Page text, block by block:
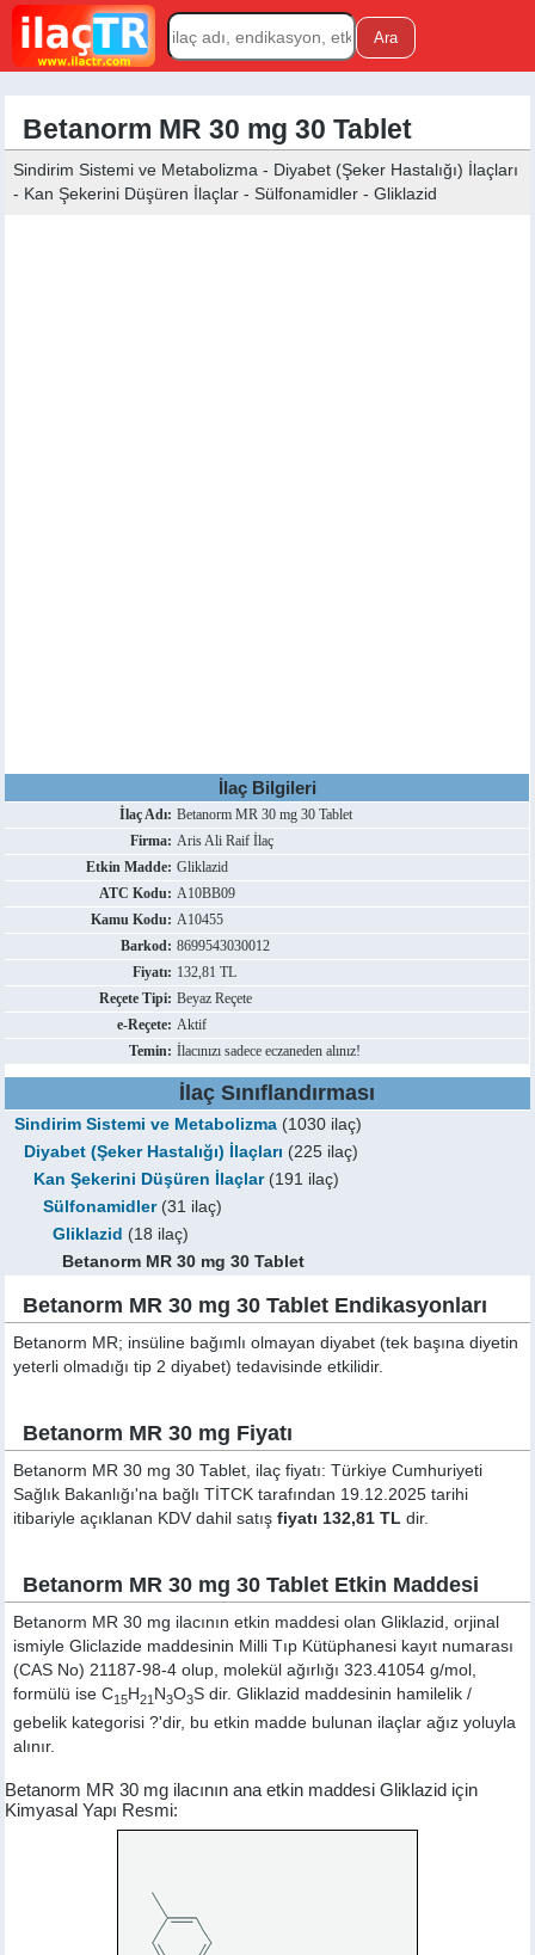
Betanorm MR 30 mg 30 Tablet
Sindirim Sistemi ve Metabolizma - Diyabet (Şeker Hastalığı) İlaçları
- Kan Şekerini Düşüren İlaçlar - Sülfonamidler - Gliklazid
İlaç Bilgileri
İlaç Adı: Betanorm MR 30 mg 30 Tablet
Firma: Aris Ali Raif İlaç
Etkin Madde: Gliklazid
ATC Kodu: A10BB09
Kamu Kodu: A10455
Barkod: 8699543030012
Fiyatı: 132,81 TL
Reçete Tipi: Beyaz Reçete
e-Reçete: Aktif
Temin: İlacınızı sadece eczaneden alınız!
İlaç Sınıflandırması
Sindirim Sistemi ve Metabolizma (1030 ilaç)
Diyabet (Şeker Hastalığı) İlaçları (225 ilaç)
Kan Şekerini Düşüren İlaçlar(191 ilaç)
Sülfonamidler(31 ilaç)
Gliklazid (18 ilaç)
Betanorm MR 30 mg 30 Tablet
Betanorm MR 30 mg 30 Tablet Endikasyonları
Betanorm MR; insüline bağımlı olmayan diyabet (tek başına diyetin
yeterli olmadığı tip 2 diyabet) tedavisinde etkilidir.
Betanorm MR 30 mg Fiyatı
Betanorm MR 30 mg 30 Tablet, ilaç fiyatı: Türkiye Cumhuriyeti
Sağlık Bakanlığı'na bağlı TİTCK tarafından 19.12.2025 tarihi
itibariyle açıklanan KDV dahil satışfiyatı 132,81 TL dir.
Betanorm MR 30 mg 30 Tablet Etkin Maddesi
Betanorm MR 30 mg ilacının etkin maddesi olan Gliklazid, orjinal
ismiyleGliclazide maddesinin Milli Tıp Kütüphanesi kayıt numarası
(CAS No) 21187-98-4 olup, molekül ağırlığı 323.41054 g/mol,
formülü ise C15H21 N3O3S dir. Gliklazid maddesinin hamilelik /
gebelik kategorisi ?'dir, bu etkin madde bulunan ilaçlar ağız yoluyla
alınır.
Betanorm MR 30 mg ilacının ana etkin maddesi Gliklazid için
Kimyasal Yapı Resmi: